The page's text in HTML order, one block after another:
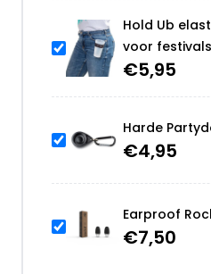
Hold Ub
voor
€5,95
Harde
€4,95
Earproof
€7,50